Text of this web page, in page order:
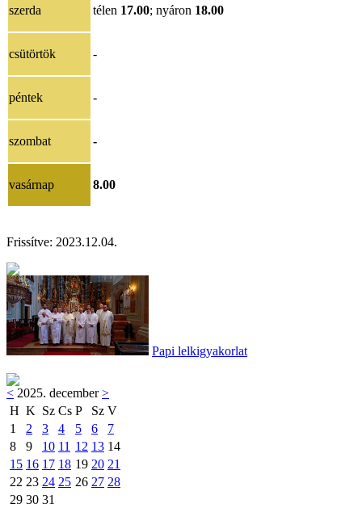
szerda télen 17.00; nyáron 18.00
csütörtök -
péntek -
szombat -
vasárnap 8.00
Frissítve: 2023.12.04.
Papi lelkigyakorlat
< 2025. december>
H K Sz Cs P Sz V
1
2 3 4 5 6
7
8
9 10 11 12 13 14
15 16 17 18 19 20 21
22 23 24 25 26 27 28
29 30 31